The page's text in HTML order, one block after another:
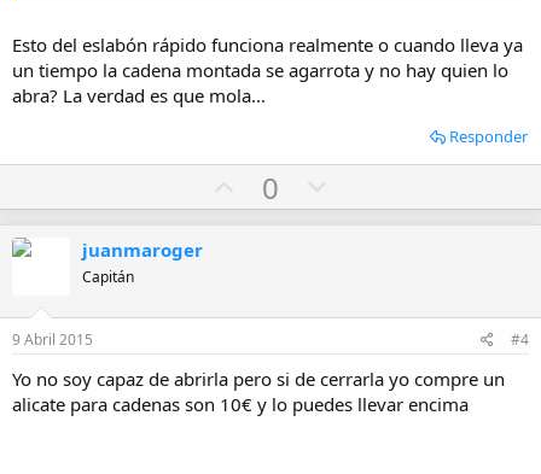
Esto del eslabón rápido funciona realmente o cuando lleva ya
un tiempo la cadena montada se agarrota y no hay quien lo
abra? La verdad es que mola...
Responder
U
p
e
0
o
o
e
juanmaroger
Capitán
9 Abril 2015 #4
Yo no soy capaz de abrirla pero si de cerrarla yo compre un
alicate para cadenas son 10€ y lo puedes llevar encima